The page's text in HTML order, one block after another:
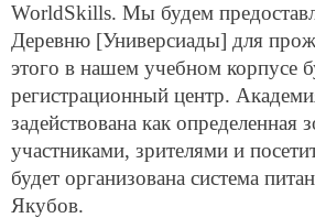
WorldSkills. Мы будем
Деревню [Универсиады] для
этого в нашем учебном корпусе
регистрационный центр.
задействована как определенная
участниками, зрителями и
будет организована система
Якубов.